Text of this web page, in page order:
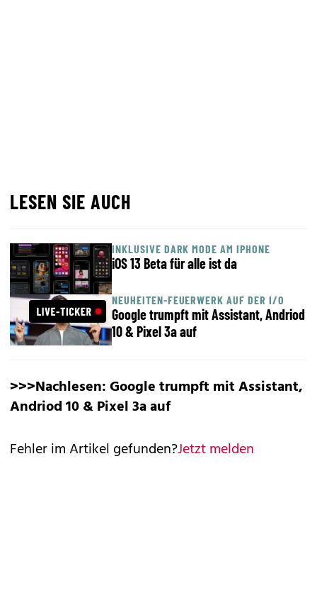
LESEN SIE AUCH
INKLUSIVE DARK MODE AM IPHONE
iOS 13 Beta für alle ist da
NEUHEITEN-FEUERWERK AUF DER I/O
Google trumpft mit Assistant, Andriod
10 & Pixel 3a auf
>>>Nachlesen:Google trumpft mit Assistant,
Andriod 10 & Pixel 3a auf
Fehler im Artikel gefunden?Jetzt melden